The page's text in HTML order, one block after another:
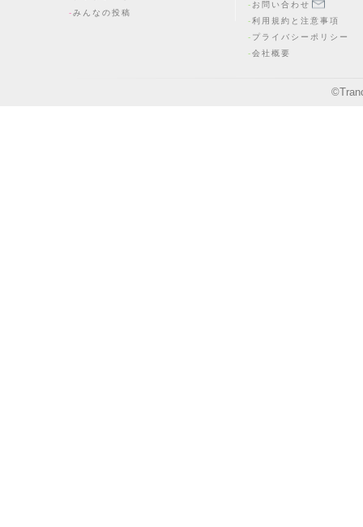
みんなの投稿
お問い合わせ
利用規約と注意事項
プライバシーポリシー
会社概要
©